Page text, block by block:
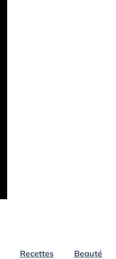
Recettes Beauté